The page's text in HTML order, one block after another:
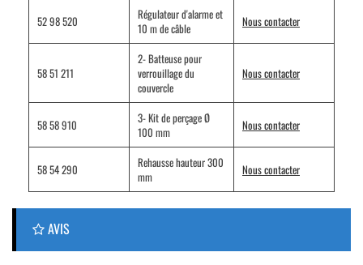
52 98 520
Régulateur d'alarme et
10 m de câble
Nous contacter
58 51 211
2- Batteuse pour
verrouillage du
couvercle
Nous contacter
58 58 910
3- Kit de perçage Ø
100 mm
Nous contacter
58 54 290
Rehausse hauteur 300
mm
Nous contacter
AVIS